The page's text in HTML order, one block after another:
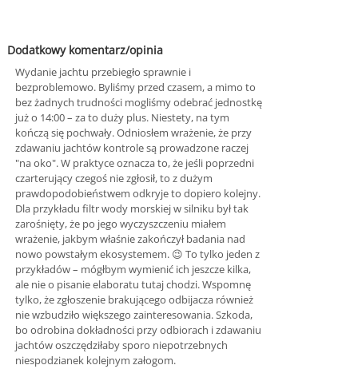
Dodatkowy komentarz/opinia
Wydanie jachtu przebiegło sprawnie i
bezproblemowo. Byliśmy przed czasem, a mimo to
bez żadnych trudności mogliśmy odebrać jednostkę
już o 14:00 – za to duży plus. Niestety, na tym
kończą się pochwały. Odniosłem wrażenie, że przy
zdawaniu jachtów kontrole są prowadzone raczej
"na oko". W praktyce oznacza to, że jeśli poprzedni
czarterujący czegoś nie zgłosił, to z dużym
prawdopodobieństwem odkryje to dopiero kolejny.
Dla przykładu filtr wody morskiej w silniku był tak
zarośnięty, że po jego wyczyszczeniu miałem
wrażenie, jakbym właśnie zakończył badania nad
nowo powstałym ekosystemem. 😉 To tylko jeden z
przykładów – mógłbym wymienić ich jeszcze kilka,
ale nie o pisanie elaboratu tutaj chodzi. Wspomnę
tylko, że zgłoszenie brakującego odbijacza również
nie wzbudziło większego zainteresowania. Szkoda,
bo odrobina dokładności przy odbiorach i zdawaniu
jachtów oszczędziłaby sporo niepotrzebnych
niespodzianek kolejnym załogom.